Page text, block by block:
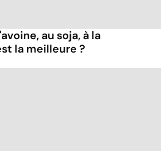
au soja, à la
la meilleure ?